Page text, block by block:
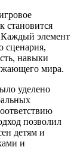
становится
Каждый элемент
сценария,
навыки
мира.
уделено
позволил
детям и
и